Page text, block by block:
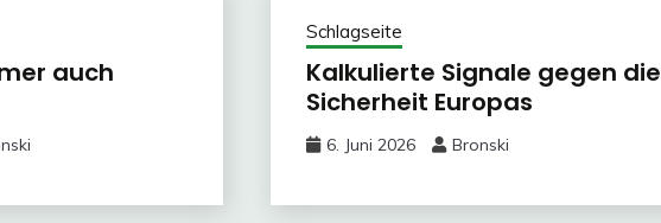
auch
Schlagseite
Kalkulierte Signale gegen die
Sicherheit Europas
6. Juni 2026 Bronski